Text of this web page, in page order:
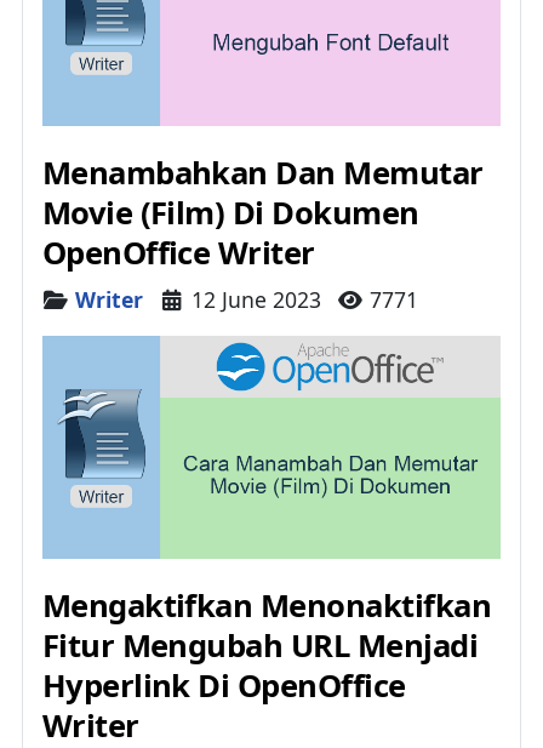
Menambahkan Dan Memutar
Movie (Film) Di Dokumen
OpenOffice Writer
Details
Writer 12 June 2023 7771
Mengaktifkan Menonaktifkan
Fitur Mengubah URL Menjadi
Hyperlink Di OpenOffice
Writer